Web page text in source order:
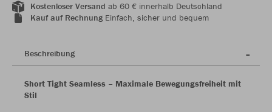
Kostenloser Versand ab 60 € innerhalb Deutschland
Kauf auf RechnungEinfach, sicher und bequem
Beschreibung
Short Tight Seamless – Maximale Bewegungsfreiheit mit
Stil